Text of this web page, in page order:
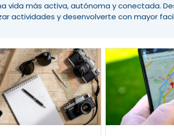
vida más activa, autónoma y conectada.
actividades y desenvolverte con mayor